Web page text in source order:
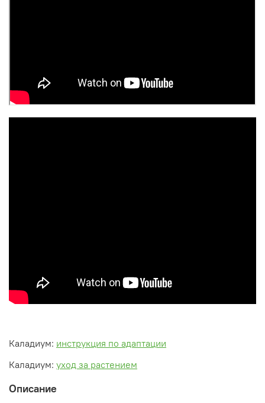
Каладиум: инструкция по адаптации
Каладиум: уход за растением
Описание